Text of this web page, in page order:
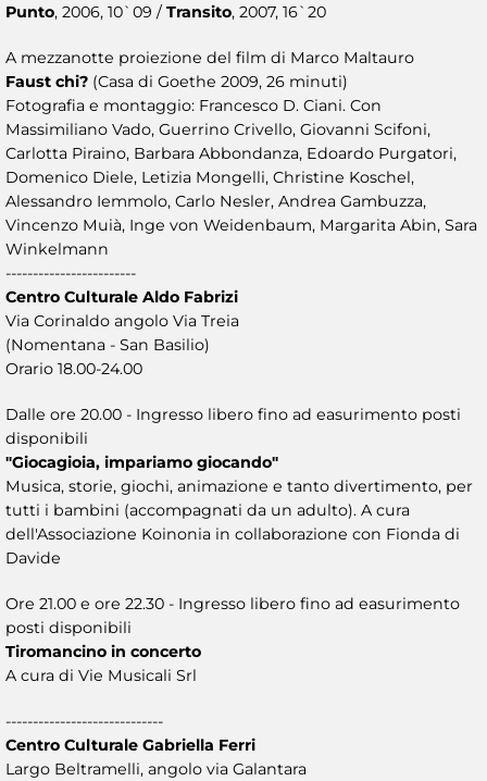
Punto, 2006, 10`09 /Transito, 2007, 16`20
A mezzanotte proiezione del film di Marco Maltauro
Faust chi? (Casa di Goethe 2009, 26 minuti)
Fotografia e montaggio: Francesco D. Ciani. Con
Massimiliano Vado, Guerrino Crivello, Giovanni Scifoni,
Carlotta Piraino, Barbara Abbondanza, Edoardo Purgatori,
Domenico Diele, Letizia Mongelli, Christine Koschel,
Alessandro Iemmolo, Carlo Nesler, Andrea Gambuzza,
Vincenzo Muià, Inge von Weidenbaum, Margarita Abin, Sara
Winkelmann
------------------------
Centro Culturale Aldo Fabrizi
Via Corinaldo angolo Via Treia
(Nomentana - San Basilio)
Orario 18.00-24.00
Dalle ore 20.00 - Ingresso libero fino ad easurimento posti
disponibili
"Giocagioia, impariamo giocando"
Musica, storie, giochi, animazione e tanto divertimento, per
tutti i bambini (accompagnati da un adulto). A cura
dell'Associazione Koinonia in collaborazione con Fionda di
Davide
Ore 21.00 e ore 22.30 - Ingresso libero fino ad easurimento
posti disponibili
Tiromancino in concerto
A cura di Vie Musicali Srl
-----------------------------
Centro Culturale Gabriella Ferri
Largo Beltramelli, angolo via Galantara